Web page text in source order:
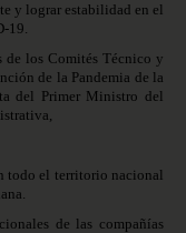
y lograr estabilidad en el
19.
de los Comités Técnico y
de la Pandemia de la
del Primer Ministro del
todo el territorio nacional
de las compañías